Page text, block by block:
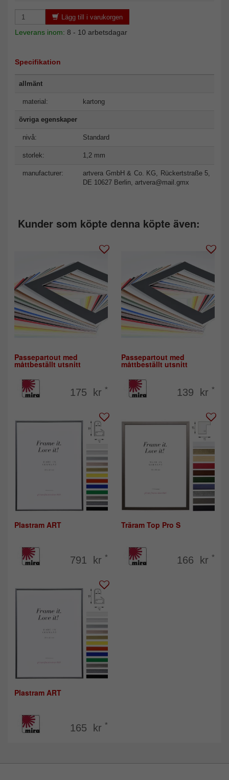
Lägg till i varukorgen
Leverans inom: 8 - 10 arbetsdagar
Specifikation
allmänt
material: kartong
övriga egenskaper
nivå: Standard
storlek: 1,2 mm
manufacturer:
artvera GmbH & Co. KG, Rückertstraße 5,
DE 10627 Berlin, artvera@mail.gmx
Kunder som köpte denna köpte även:
Passepartout med
måttbeställt utsnitt
175 kr *
Passepartout med
måttbeställt utsnitt
139 kr *
Plastram ART
791 kr *
Träram Top Pro S
166 kr *
Plastram ART
165 kr *